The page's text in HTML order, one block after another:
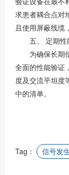
验证设备在最不
求患者耦合点对
且使用屏蔽线缆
五、
定期性
为确保长期
全面的性能验证
度及交流平坦度
中的清单。
Tag： 信号发